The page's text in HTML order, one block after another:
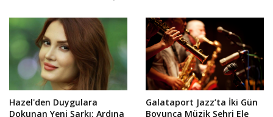
Hazel'den Duygulara
Dokunan Yeni Şarkı: Ardına
Galataport Jazz’ta İki Gün
Boyunca Müzik Şehri Ele